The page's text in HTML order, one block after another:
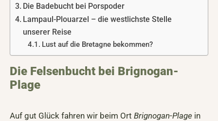
Die Badebucht bei Porspoder
Lampaul-Plouarzel – die westlichste Stelle
unserer Reise
Lust auf die Bretagne bekommen?
Die Felsenbucht bei Brignogan-
Plage
Auf gut Glück fahren wir beim Ort Brignogan-Plage in